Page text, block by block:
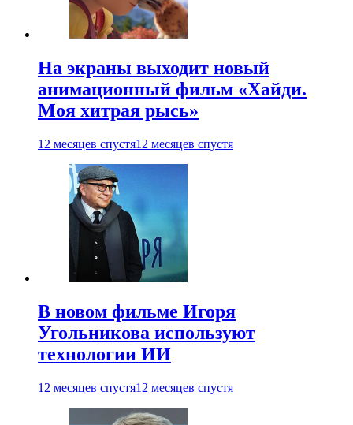
На экраны выходит новый
анимационный фильм «Хайди.
Моя хитрая рысь»
12 месяцев спустя12 месяцев спустя
В новом фильме Игоря
Угольникова используют
технологии ИИ
12 месяцев спустя12 месяцев спустя